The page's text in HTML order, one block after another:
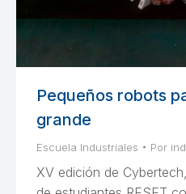
Pequeños robots
grande
Escuela Industriales Por
XV edición de